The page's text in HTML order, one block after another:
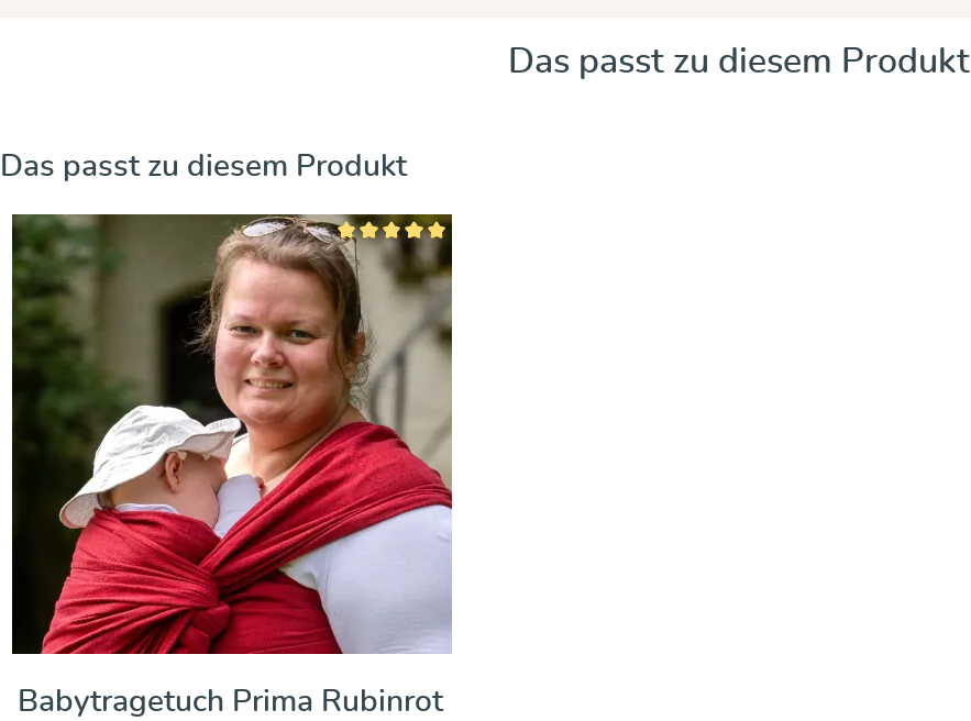
Das passt zu diesem Produkt
Produktgalerie überspringen
Das passt zu diesem Produkt
Durchschnittliche Bewertung von 5 von 5 Sternen
Babytragetuch Prima Rubinrot